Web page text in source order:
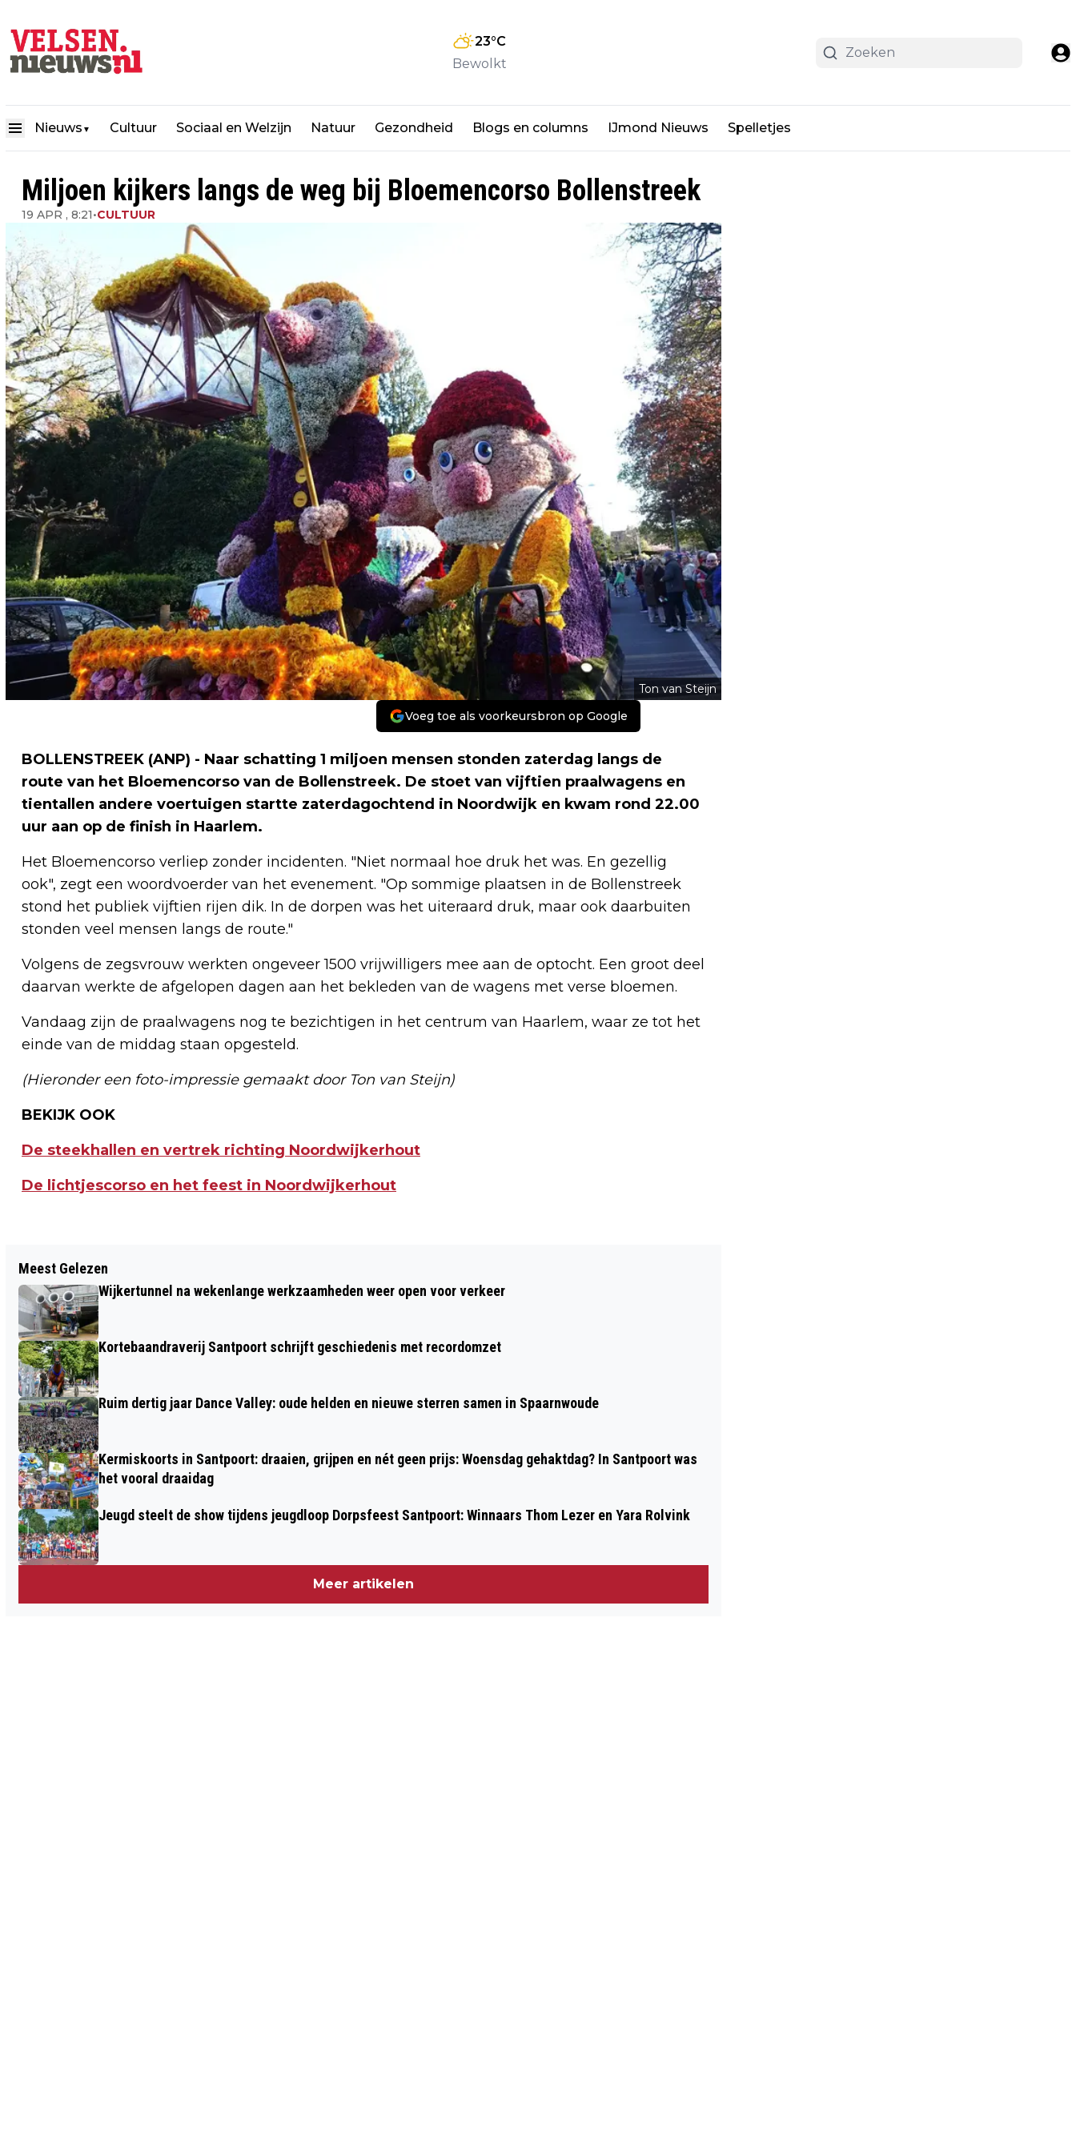
23°C
Bewolkt
Nieuws ▼ Cultuur Sociaal en Welzijn Natuur Gezondheid Blogs en columns IJmond Nieuws Spelletjes
Miljoen kijkers langs de weg bij Bloemencorso Bollenstreek
19 APR , 8:21•CULTUUR
Ton van Steijn
Voeg toe als voorkeursbron op Google
BOLLENSTREEK (ANP) - Naar schatting 1 miljoen mensen stonden zaterdag langs de
route van het Bloemencorso van de Bollenstreek. De stoet van vijftien praalwagens en
tientallen andere voertuigen startte zaterdagochtend in Noordwijk en kwam rond 22.00
uur aan op de finish in Haarlem.
Het Bloemencorso verliep zonder incidenten. "Niet normaal hoe druk het was. En gezellig
ook", zegt een woordvoerder van het evenement. "Op sommige plaatsen in de Bollenstreek
stond het publiek vijftien rijen dik. In de dorpen was het uiteraard druk, maar ook daarbuiten
stonden veel mensen langs de route."
Volgens de zegsvrouw werkten ongeveer 1500 vrijwilligers mee aan de optocht. Een groot deel
daarvan werkte de afgelopen dagen aan het bekleden van de wagens met verse bloemen.
Vandaag zijn de praalwagens nog te bezichtigen in het centrum van Haarlem, waar ze tot het
einde van de middag staan opgesteld.
(Hieronder een foto-impressie gemaakt door Ton van Steijn)
BEKIJK OOK
De steekhallen en vertrek richting Noordwijkerhout
De lichtjescorso en het feest in Noordwijkerhout
INWONERS LIMMEN LEVEN ZICH UIT
MET INDRUKWEKKENDE
BLOEMMOZAÏEKEN TIJDENS LIMMENSE
BLOEMENDAGEN
ZEE- EN DUINWIJK SAMEN; “HET GAAT
OMGEVING MOOIER MAAKT”
Meest Gelezen
Wijkertunnel na wekenlange werkzaamheden weer open voor verkeer
Kortebaandraverij Santpoort schrijft geschiedenis met recordomzet
Ruim dertig jaar Dance Valley: oude helden en nieuwe sterren samen in Spaarnwoude
Kermiskoorts in Santpoort: draaien, grijpen en nét geen prijs: Woensdag gehaktdag? In Santpoort was
het vooral draaidag
Jeugd steelt de show tijdens jeugdloop Dorpsfeest Santpoort: Winnaars Thom Lezer en Yara Rolvink
Meer artikelen